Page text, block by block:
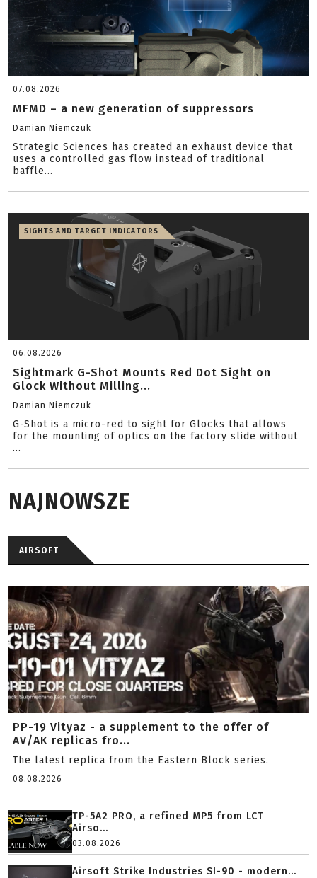
07.08.2026
MFMD – a new generation of suppressors
Damian Niemczuk
Strategic Sciences has created an exhaust device that
uses a controlled gas flow instead of traditional
baffle...
SIGHTS AND TARGET INDICATORS
06.08.2026
Sightmark G-Shot Mounts Red Dot Sight on
Glock Without Milling...
Damian Niemczuk
G-Shot is a micro-red to sight for Glocks that allows
for the mounting of optics on the factory slide without
...
NAJNOWSZE
AIRSOFT
PP-19 Vityaz - a supplement to the offer of
AV/AK replicas fro...
The latest replica from the Eastern Block series.
08.08.2026
TP-5A2 PRO, a refined MP5 from LCT
Airso...
03.08.2026
Airsoft Strike Industries SI-90 - modern...